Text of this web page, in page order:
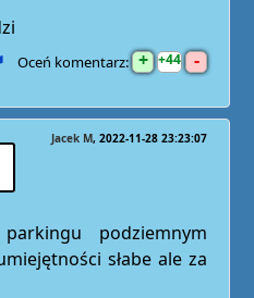
Oceń komentarz: + 44 -
Jacek M 2022-11-28 23:23:07
podziemnym
słabe ale za